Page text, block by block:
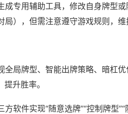
成专用辅助工具，修改自身牌型
），但需注意遵守游戏规则，维
全局牌型、智能出牌策略、暗杠
升胜率。
软件实现“随意选牌”“控制牌型